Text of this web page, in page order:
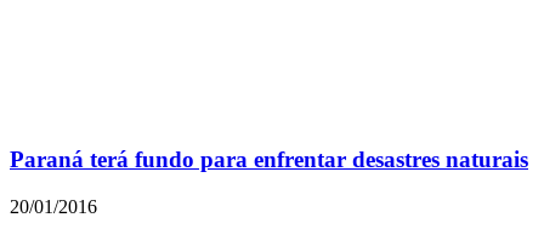
Paraná terá fundo para enfrentar desastres naturais
20/01/2016